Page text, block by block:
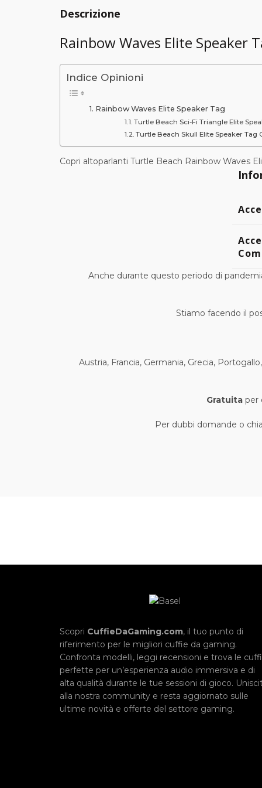
Descrizione
Rainbow Waves Elite Speaker
Indice Opinioni
Rainbow Waves Elite Speaker Tag
Turtle Beach Sci-Fi Triangle Elite
Turtle Beach Skull Elite Speaker Tag
Copri altoparlanti Turtle Beach Rainbow Waves
Anche durante questo periodo di
Stiamo facendo il
Austria, Francia, Germania, Grecia,
Gratuitaper
Per dubbi domande o
Scopri CuffieDaGaming.com, il tuo punto di
riferimento per le migliori cuffie da gaming.
Confronta modelli, leggi recensioni e trova le
perfette per un’esperienza audio immersiva e di
alta qualità durante le tue sessioni di gioco.
alla nostra community e resta aggiornato sulle
ultime novità e offerte del settore gaming.